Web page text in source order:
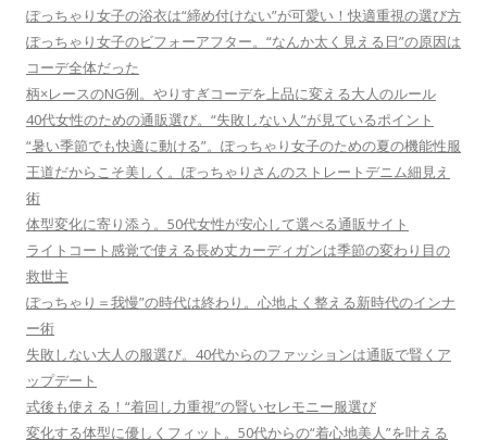
ぽっちゃり女子の浴衣は“締め付けない”が可愛い！快適重視の選び方
ぽっちゃり女子のビフォーアフター。“なんか太く見える日”の原因は
コーデ全体だった
柄×レースのNG例。やりすぎコーデを上品に変える大人のルール
40代女性のための通販選び。“失敗しない人”が見ているポイント
“暑い季節でも快適に動ける”。ぽっちゃり女子のための夏の機能性服
王道だからこそ美しく。ぽっちゃりさんのストレートデニム細見え
術
体型変化に寄り添う。50代女性が安心して選べる通販サイト
ライトコート感覚で使える長め丈カーディガンは季節の変わり目の
救世主
ぽっちゃり＝我慢”の時代は終わり。心地よく整える新時代のインナ
ー術
失敗しない大人の服選び。40代からのファッションは通販で賢くア
ップデート
式後も使える！“着回し力重視”の賢いセレモニー服選び
変化する体型に優しくフィット。50代からの“着心地美人”を叶える